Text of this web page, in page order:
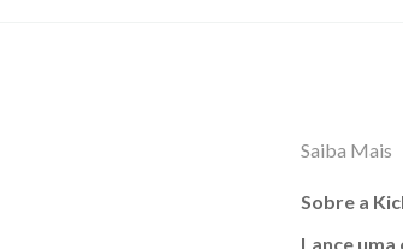
Saiba Mais
Sobre a
Lance uma